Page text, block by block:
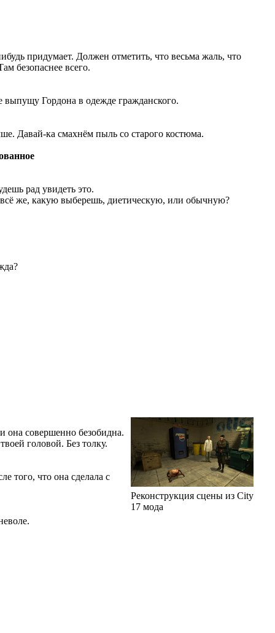
придумает. Должен отметить, что весьма жаль, что
безопаснее всего.
Гордона в одежде гражданского.
Давай-ка смахнём пыль со старого костюма.
рад увидеть это.
всё же, какую выберешь, диетическую, или обычную?
Реконструкция сцены из City
17 мода
она совершенно безобидна.
головой. Без толку.
того, что она сделала с